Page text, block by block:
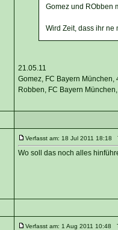
Gomez und RObben
Wird Zeit, dass ihr ne
21.05.11
Gomez, FC Bayern München,
Robben, FC Bayern
Verfasst am: 18 Jul 2011 18:18
Wo soll das noch alles
Verfasst am: 1 Aug 2011 10:48